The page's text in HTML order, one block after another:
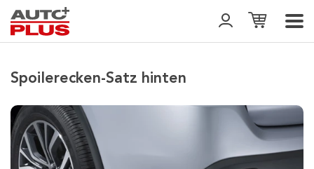
Spoilerecken-Satz hinten